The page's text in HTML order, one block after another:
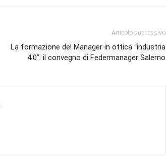
Articolo successivo
La formazione del Manager in ottica “industria
4.0”: il convegno di Federmanager Salerno